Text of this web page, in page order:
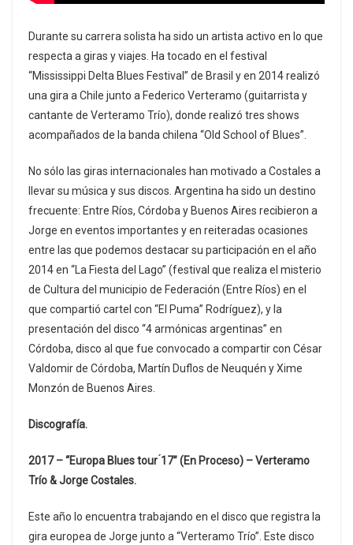
Durante su carrera solista ha sido un artista activo en lo que
respecta a giras y viajes. Ha tocado en el festival
“Mississippi Delta Blues Festival” de Brasil y en 2014 realizó
una gira a Chile junto a Federico Verteramo (guitarrista y
cantante de Verteramo Trío), donde realizó tres shows
acompañados de la banda chilena “Old School of Blues”.
No sólo las giras internacionales han motivado a Costales a
llevar su música y sus discos. Argentina ha sido un destino
frecuente: Entre Ríos, Córdoba y Buenos Aires recibieron a
Jorge en eventos importantes y en reiteradas ocasiones
entre las que podemos destacar su participación en el año
2014 en “La Fiesta del Lago” (festival que realiza el misterio
de Cultura del municipio de Federación (Entre Ríos) en el
que compartió cartel con “El Puma” Rodríguez), y la
presentación del disco “4 armónicas argentinas” en
Córdoba, disco al que fue convocado a compartir con César
Valdomir de Córdoba, Martín Duflos de Neuquén y Xime
Monzón de Buenos Aires.
Discografía.
2017 – “Europa Blues tour ́17” (En Proceso) – Verteramo
Trío & Jorge Costales.
Este año lo encuentra trabajando en el disco que registra la
gira europea de Jorge junto a “Verteramo Trío”. Este disco